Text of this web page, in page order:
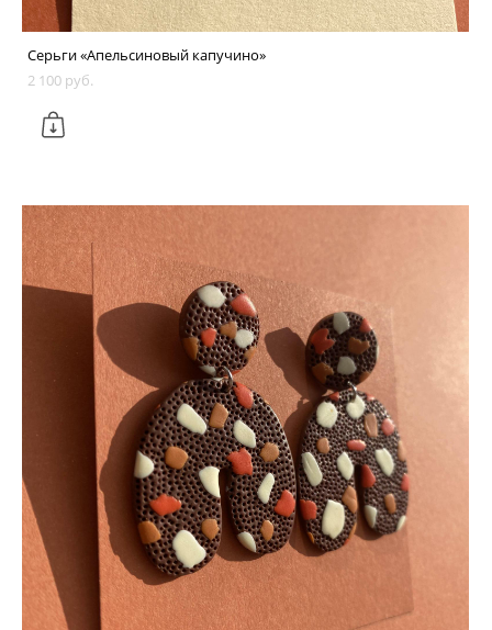
Серьги «Апельсиновый капучино»
2 100 pуб.